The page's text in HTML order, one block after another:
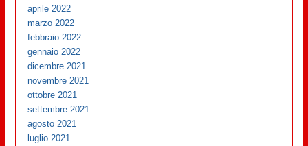
aprile 2022
marzo 2022
febbraio 2022
gennaio 2022
dicembre 2021
novembre 2021
ottobre 2021
settembre 2021
agosto 2021
luglio 2021